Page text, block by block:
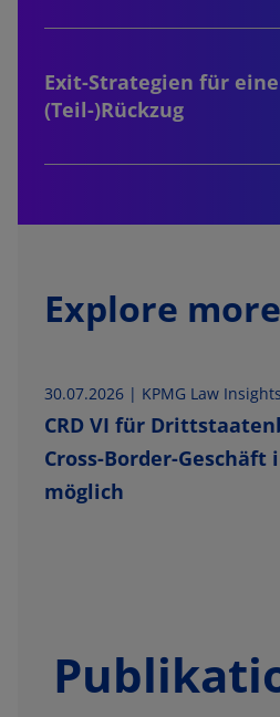
Exit-Strategien für
(Teil-)Rückzug
Explore more
30.07.2026 | KPMG Law Insights
CRD VI für
Cross-Border-Geschäft
möglich